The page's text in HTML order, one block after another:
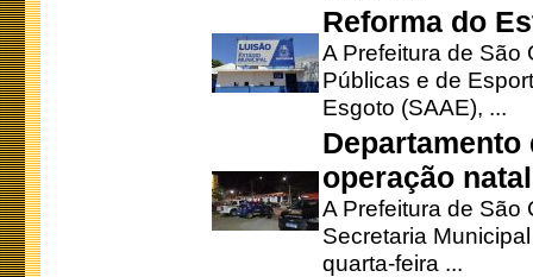
Reforma do
A Prefeitura de São
Públicas e de
Esgoto (SAAE), ...
operação
A Prefeitura de São
Secretaria
quarta-feira ...